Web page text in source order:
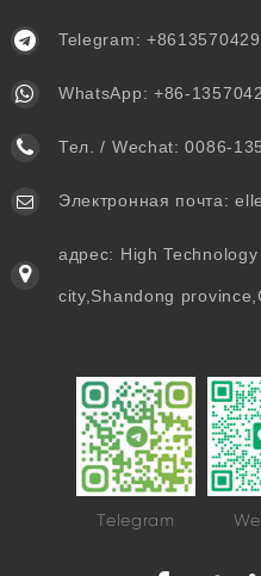
Telegram:
WhatsApp: +86-
Тел. / Wechat:0086-
Электронная почта:
адрес: High
city,Shandong
Telegram